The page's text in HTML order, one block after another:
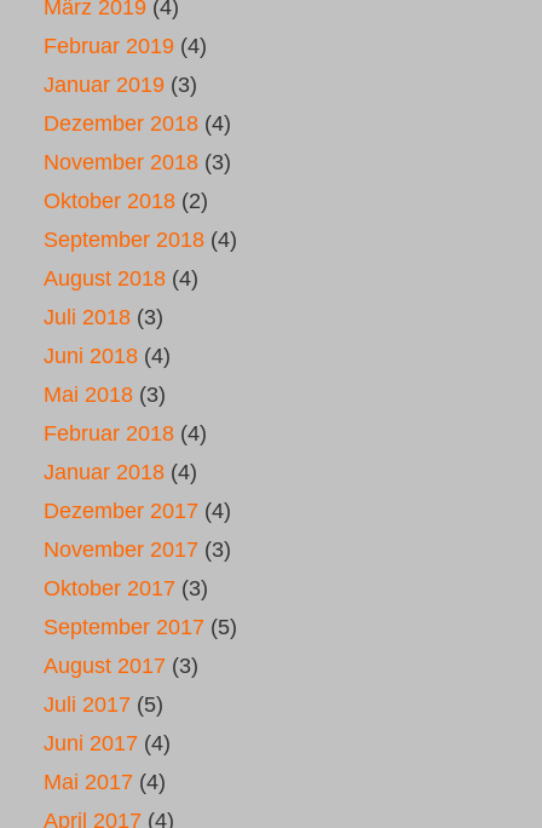
März 2019 (4)
Februar 2019 (4)
Januar 2019 (3)
Dezember 2018 (4)
November 2018 (3)
Oktober 2018 (2)
September 2018 (4)
August 2018 (4)
Juli 2018 (3)
Juni 2018 (4)
Mai 2018 (3)
Februar 2018 (4)
Januar 2018 (4)
Dezember 2017 (4)
November 2017 (3)
Oktober 2017 (3)
September 2017 (5)
August 2017 (3)
Juli 2017 (5)
Juni 2017 (4)
Mai 2017 (4)
April 2017 (4)